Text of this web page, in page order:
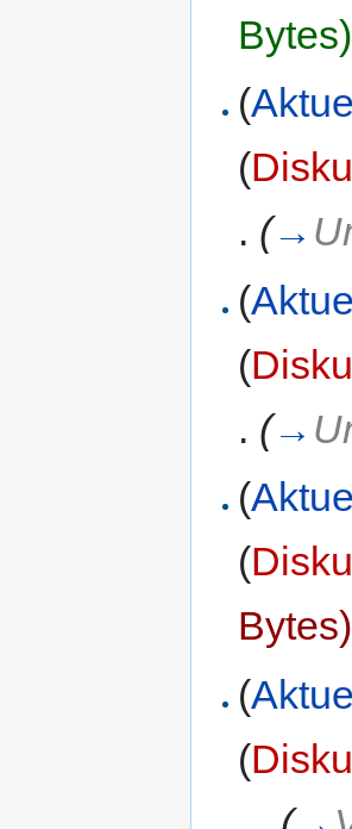
Bytes)
(Aktuell
(
. (→
(
(
. (→
(
(
Bytes)
(
(